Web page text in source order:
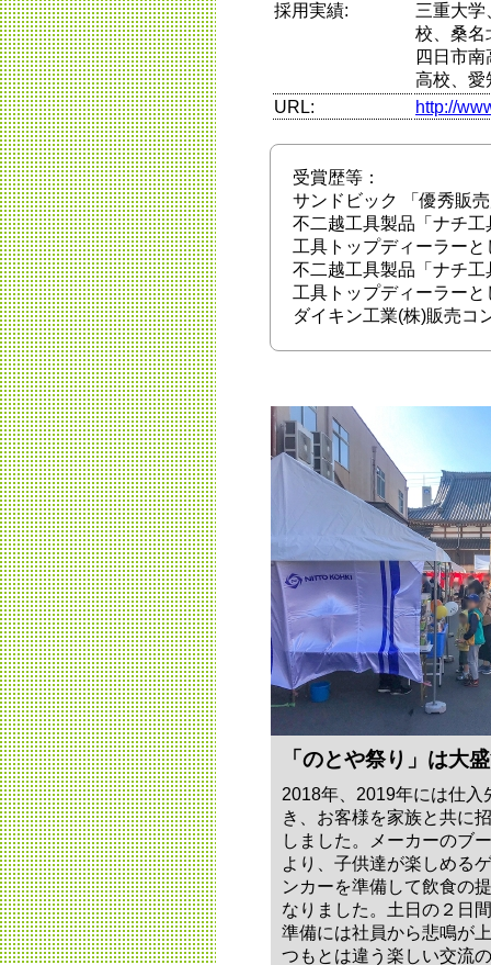
採用実績:
三重大学
校、桑名
四日市
高校、愛
URL:
http://
受賞歴等：
サンドビック 「優秀販
不二越工具製品「ナチ
工具トップディーラーと
不二越工具製品「ナチ
工具トップディーラーと
ダイキン工業(株)販売
「のとや祭り」は大
2018年、2019年には仕
き、お客様を家族と共に
しました。メーカーのブ
より、子供達が楽しめる
ンカーを準備して飲食の
なりました。土日の２日
準備には社員から悲鳴が
つもとは違う楽しい交流